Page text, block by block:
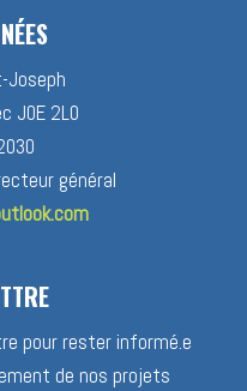
Joseph
J0E 2L0
général
pour rester informé.e
de nos projets